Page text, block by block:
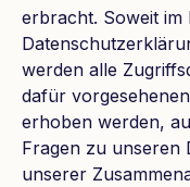
erbracht. Soweit im
werden alle
dafür
erhoben werden,
Fragen zu unseren
unserer